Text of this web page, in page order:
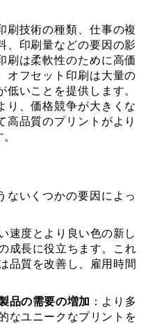
刷技術の種類、仕事の複
、印刷量などの要因の影
刷は柔軟性のために高価
オフセット印刷は大量の
いことを提供します。
り、価格競争が大きくな
高品質のプリントがより
ないくつかの要因によっ
速度とより良い色の新し
成長に役立ちます。これ
品質を改善し、雇用時間
品の需要の増加 ：より多
なユニークなプリントを